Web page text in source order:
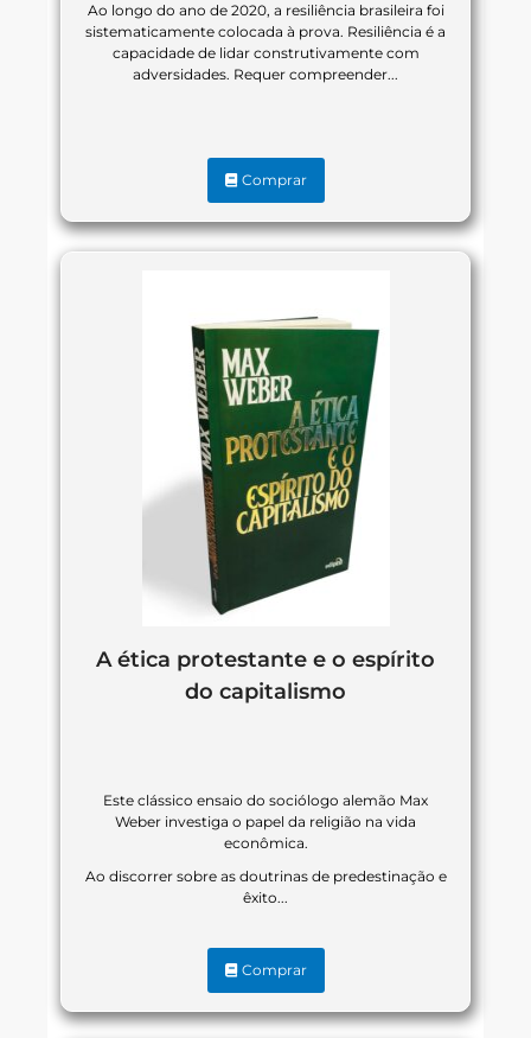
Ao longo do ano de 2020, a resiliência brasileira foi
sistematicamente colocada à prova. Resiliência é a
capacidade de lidar construtivamente com
adversidades. Requer compreender...
Comprar
A ética protestante e o espírito
do capitalismo
Este clássico ensaio do sociólogo alemão Max
Weber investiga o papel da religião na vida
econômica.
Ao discorrer sobre as doutrinas de predestinação e
êxito...
Comprar